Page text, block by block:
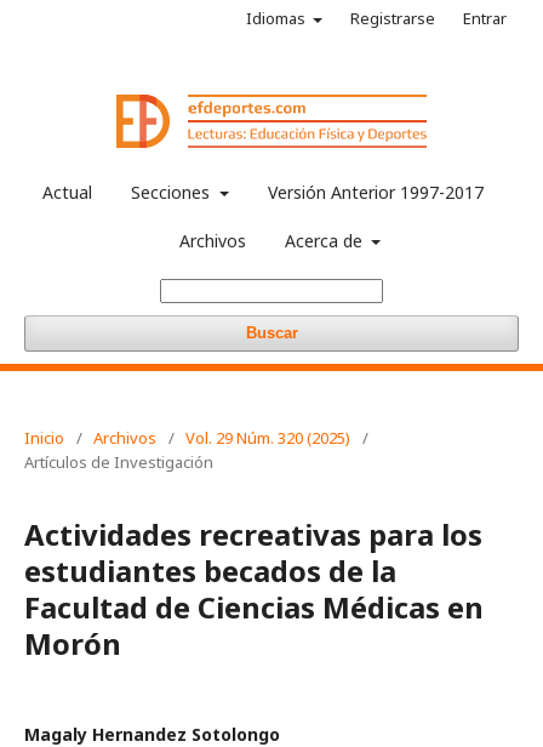
Actual Secciones Versión Anterior 1997-2017
Archivos Acerca de
Buscar
Idiomas Registrarse Entrar
Inicio / Archivos / Vol. 29 Núm. 320 (2025)
/
Artículos de Investigación
Actividades recreativas para los
estudiantes becados de la
Facultad de Ciencias Médicas en
Morón
Magaly Hernandez Sotolongo